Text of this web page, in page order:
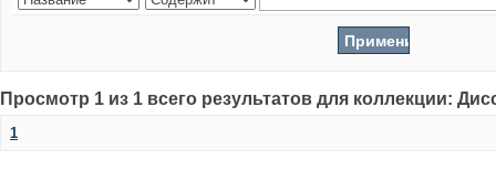
Просмотр 1 из 1 всего результатов для коллекции:
1